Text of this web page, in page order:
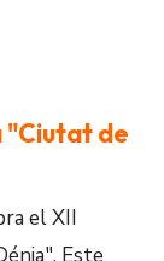
"Ciutat de
el XII